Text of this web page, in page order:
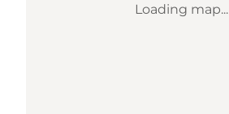
Loading map...